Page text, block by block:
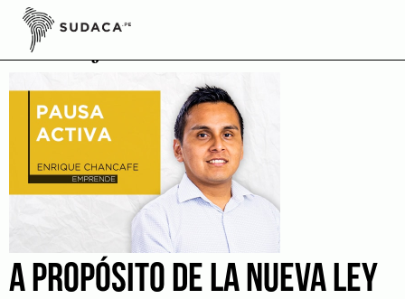
Skip
contentTrabajadores remotos
A PROPÓSITO DE LA NUEVA LEY